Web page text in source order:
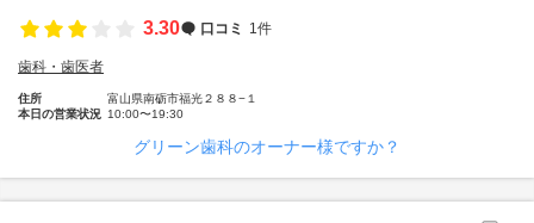
3.30
口コミ 1件
歯科・歯医者
住所
富山県南砺市福光２８８−１
本日の営業状況 10:00〜19:30
グリーン歯科のオーナー様ですか？